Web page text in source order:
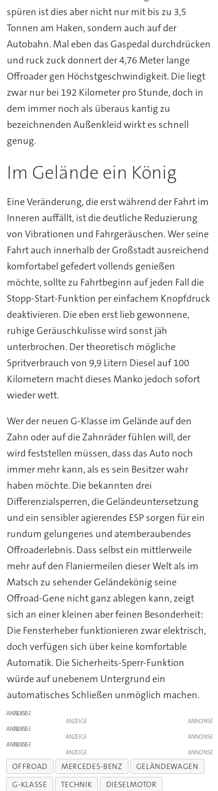
spüren ist dies aber nicht nur mit bis zu 3,5
Tonnen am Haken, sondern auch auf der
Autobahn. Mal eben das Gaspedal durchdrücken
und ruck zuck donnert der 4,76 Meter lange
Offroader gen Höchstgeschwindigkeit. Die liegt
zwar nur bei 192 Kilometer pro Stunde, doch in
dem immer noch als überaus kantig zu
bezeichnenden Außenkleid wirkt es schnell
genug.
Im Gelände ein König
Eine Veränderung, die erst während der Fahrt im
Inneren auffällt, ist die deutliche Reduzierung
von Vibrationen und Fahrgeräuschen. Wer seine
Fahrt auch innerhalb der Großstadt ausreichend
komfortabel gefedert vollends genießen
möchte, sollte zu Fahrtbeginn auf jeden Fall die
Stopp-Start-Funktion per einfachem Knopfdruck
deaktivieren. Die eben erst lieb gewonnene,
ruhige Geräuschkulisse wird sonst jäh
unterbrochen. Der theoretisch mögliche
Spritverbrauch von 9,9 Litern Diesel auf 100
Kilometern macht dieses Manko jedoch sofort
wieder wett.
Wer der neuen G-Klasse im Gelände auf den
Zahn oder auf die Zahnräder fühlen will, der
wird feststellen müssen, dass das Auto noch
immer mehr kann, als es sein Besitzer wahr
haben möchte. Die bekannten drei
Differenzialsperren, die Geländeuntersetzung
und ein sensibler agierendes ESP sorgen für ein
rundum gelungenes und atemberaubendes
Offroaderlebnis. Dass selbst ein mittlerweile
mehr auf den Flaniermeilen dieser Welt als im
Matsch zu sehender Geländekönig seine
Offroad-Gene nicht ganz ablegen kann, zeigt
sich an einer kleinen aber feinen Besonderheit:
Die Fensterheber funktionieren zwar elektrisch,
doch verfügen sich über keine komfortable
Automatik. Die Sicherheits-Sperr-Funktion
würde auf unebenem Untergrund ein
automatisches Schließen unmöglich machen.
ANZEIGE
ANZEIGE
ANZEIGE
ANZEIGE
ANZEIGE
ANZEIGE
OFFROAD MERCEDES-BENZ
GELÄNDEWAGEN
G-KLASSE
TECHNIK DIESELMOTOR